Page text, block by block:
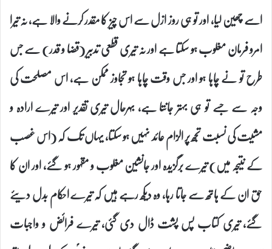
اسے چھین لیا، اور تو ہی روز ازل سے اس چیز کا مقدر کرنے والا ہے، نہ تیرا
امرو فرمان مغلوب ہو سکتا ہے اور نہ تیری قطعی تدبیر (قضا و قدر) سے جس
طرح تو نے چاہا ہو اور جس وقت چاہا ہو تجاوز ممکن ہے، اس مصلحت کی
وجہ سے جسے تو ہی بہتر جانتا ہے، بہرحال تیری تقدیر اور تیرے ارادہ و
مشیت کی نسبت تجھ پر الزام عائد نہیں ہو سکتا، یہاں تک کہ (اس غصب
کے نتیجہ میں) تیرے برگزیدہ اور جانشین مغلوب و مقہور ہو گئے، اور ان کا
حق ان کے ہاتھ سے جاتا رہا، وہ دیکھ رہے ہیں کہ تیرے احکام بدل دیئے
گئے، تیری کتاب پس پشت ڈال دی گئی، تیرے فرائض و واجبات